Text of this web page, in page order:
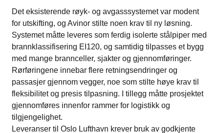
Det eksisterende røyk- og avgasssystemet var modent
for utskifting, og Avinor stilte noen krav til ny løsning.
Systemet måtte leveres som ferdig isolerte stålpiper med
brannklassifisering EI120, og samtidig tilpasses et bygg
med mange brannceller, sjakter og gjennomføringer.
Rørføringene innebar flere retningsendringer og
passasjer gjennom vegger, noe som stilte høye krav til
fleksibilitet og presis tilpasning. I tillegg måtte prosjektet
gjennomføres innenfor rammer for logistikk og
tilgjengelighet.
Leveranser til Oslo Lufthavn krever bruk av godkjente